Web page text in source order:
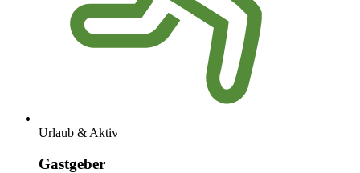
Urlaub & Aktiv
Gastgeber